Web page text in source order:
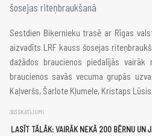
šosejas riteņbraukšanā
Sestdien Biķernieku trasē ar Rīgas
aizvadīts LRF kauss šosejas
dažādos braucienos piedalījās
braucienos savās vecuma grupās
Kaļveršs, Šarlote Kļumele, Kristaps
303 SKATĪJUMI
LASĪT TĀLĀK: VAIRĀK NEKĀ 200 BĒRNU UN